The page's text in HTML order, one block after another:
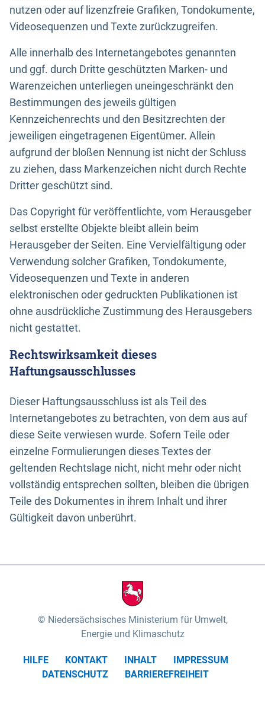
nutzen oder auf lizenzfreie Grafiken, Tondokumente,
Videosequenzen und Texte zurückzugreifen.
Alle innerhalb des Internetangebotes genannten
und ggf. durch Dritte geschützten Marken- und
Warenzeichen unterliegen uneingeschränkt den
Bestimmungen des jeweils gültigen
Kennzeichenrechts und den Besitzrechten der
jeweiligen eingetragenen Eigentümer. Allein
aufgrund der bloßen Nennung ist nicht der Schluss
zu ziehen, dass Markenzeichen nicht durch Rechte
Dritter geschützt sind.
Das Copyright für veröffentlichte, vom Herausgeber
selbst erstellte Objekte bleibt allein beim
Herausgeber der Seiten. Eine Vervielfältigung oder
Verwendung solcher Grafiken, Tondokumente,
Videosequenzen und Texte in anderen
elektronischen oder gedruckten Publikationen ist
ohne ausdrückliche Zustimmung des Herausgebers
nicht gestattet.
Rechtswirksamkeit dieses
Haftungsausschlusses
Dieser Haftungsausschluss ist als Teil des
Internetangebotes zu betrachten, von dem aus auf
diese Seite verwiesen wurde. Sofern Teile oder
einzelne Formulierungen dieses Textes der
geltenden Rechtslage nicht, nicht mehr oder nicht
vollständig entsprechen sollten, bleiben die übrigen
Teile des Dokumentes in ihrem Inhalt und ihrer
Gültigkeit davon unberührt.
Niedersächsisches Ministerium für Umwelt,
Energie und Klimaschutz
HILFE KONTAKT INHALT
IMPRESSUM
DATENSCHUTZ
BARRIEREFREIHEIT